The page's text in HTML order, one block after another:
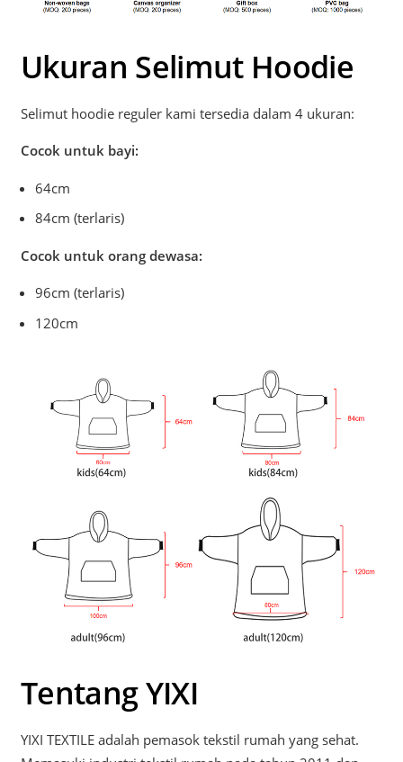
Ukuran Selimut Hoodie
Selimut hoodie reguler kami tersedia dalam 4 ukuran:
Cocok untuk bayi:
64cm
84cm (terlaris)
Cocok untuk orang dewasa:
96cm (terlaris)
120cm
Tentang YIXI
YIXI TEXTILE adalah pemasok tekstil rumah yang sehat.